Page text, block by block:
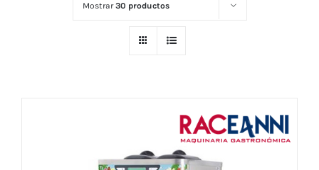
Mostrar30 productos